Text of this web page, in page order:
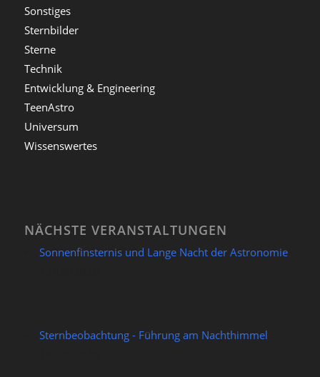
Sonstiges
Sternbilder
Sterne
Technik
Entwicklung & Engineering
TeenAstro
Universum
Wissenswertes
NÄCHSTE VERANSTALTUNGEN
Sonnenfinsternis und Lange Nacht der Astronomie
Sternbeobachtung - Führung am Nachthimmel